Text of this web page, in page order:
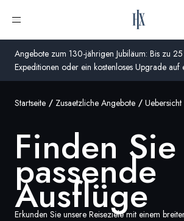
Angebote zum 130-jährigen Jubiläum: Bis zu
Expeditionen oder ein kostenloses Upgrade auf
Menü öffnen
Australien
Vereinigtes Königreich (England,
und Nordirland)
USA
Global
Startseite Zusaetzliche Angebote Uebersicht
Finden Sie
passende
Ausflüge
Erkunden Sie unsere Reiseziele mit einem